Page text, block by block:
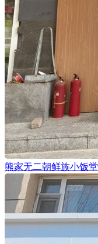
熊家无二朝鲜族小饭堂